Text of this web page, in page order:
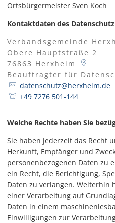
Ortsbürgermeister Sven Koch
Kontaktdaten des
Verbandsgemeinde
Obere Hauptstraße 2
76863 Herxheim
Beauftragter für
datenschutz@herxheim.de
+49 7276 501-144
Welche Rechte haben Sie
Sie haben jederzeit das Recht
Herkunft, Empfänger und
personenbezogenen Daten zu
ein Recht, die Berichtigung,
Daten zu verlangen. Weiterhin
einer Verarbeitung auf
Daten in einem
Einwilligungen zur